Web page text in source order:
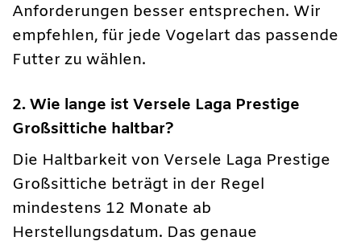
Anforderungen besser entsprechen. Wir
empfehlen, für jede Vogelart das passende
Futter zu wählen.
2. Wie lange ist Versele Laga Prestige
Großsittiche haltbar?
Die Haltbarkeit von Versele Laga Prestige
Großsittiche beträgt in der Regel
mindestens 12 Monate ab
Herstellungsdatum. Das genaue